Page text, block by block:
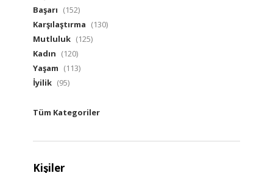
Başarı (152)
Karşılaştırma (130)
Mutluluk (125)
Kadın (120)
Yaşam (113)
İyilik (95)
Tüm Kategoriler
Kişiler